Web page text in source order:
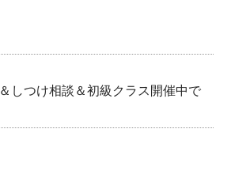
しつけ相談＆初級クラス開催中で